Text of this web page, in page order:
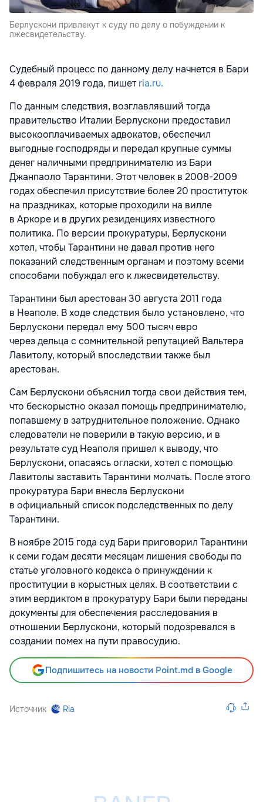
Берлускони привлекут к суду по делу о побуждении к
лжесвидетельству.
Судебный процесс по данному делу начнется в Бари
4 февраля 2019 года, пишетria.ru.
По данным следствия, возглавлявший тогда
правительство Италии Берлускони предоставил
высокооплачиваемых адвокатов, обеспечил
выгодные господряды и передал крупные суммы
денег наличными предпринимателю из Бари
Джанпаоло Тарантини. Этот человек в 2008-2009
годах обеспечил присутствие более 20 проституток
на праздниках, которые проходили на вилле
в Аркоре и в других резиденциях известного
политика. По версии прокуратуры, Берлускони
хотел, чтобы Тарантини не давал против него
показаний следственным органам и поэтому всеми
способами побуждал его к лжесвидетельству.
Тарантини был арестован 30 августа 2011 года
в Неаполе. В ходе следствия было установлено, что
Берлускони передал ему 500 тысяч евро
через дельца с сомнительной репутацией Вальтера
Лавитолу, который впоследствии также был
арестован.
Сам Берлускони объяснил тогда свои действия тем,
что бескорыстно оказал помощь предпринимателю,
попавшему в затруднительное положение. Однако
следователи не поверили в такую версию, и в
результате суд Неаполя пришел к выводу, что
Берлускони, опасаясь огласки, хотел с помощью
Лавитолы заставить Тарантини молчать. После этого
прокуратура Бари внесла Берлускони
в официальный список подследственных по делу
Тарантини.
В ноябре 2015 года суд Бари приговорил Тарантини
к семи годам десяти месяцам лишения свободы по
статье уголовного кодекса о принуждении к
проституции в корыстных целях. В соответствии с
этим вердиктом в прокуратуру Бари были переданы
документы для обеспечения расследования в
отношении Берлускони, который подозревался в
создании помех на пути правосудию.
Подпишитесь на новости Point.md в Google
Источник Ria